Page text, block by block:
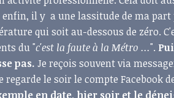
il y a une lassitude de ma part
qui soit au-dessous de zéro.
du "c'est la faute à la Métro ...".
pas. Je reçois souvent via
le soir le compte Facebook
en date, hier soir et le